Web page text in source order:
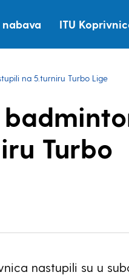
ITU
na 5.turniru Turbo Lige
Turbo
nastupili su u